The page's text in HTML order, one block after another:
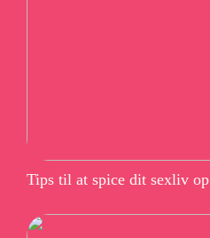
Tips til at spice dit sexliv op